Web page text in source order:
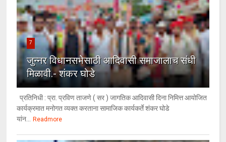
7
जुन्नर विधानसभेसाठी आदिवासी समाजालाच संधी
मिळावी.- शंकर घोडे
प्रतिनिधी : प्रा. प्रविण ताजणे ( सर ) जागतिक आदिवासी दिना निमित्त आयोजित
कार्यक्रमात मनोगत व्यक्त करताना सामाजिक कार्यकर्ते शंकर घोडे
यांन... Readmore